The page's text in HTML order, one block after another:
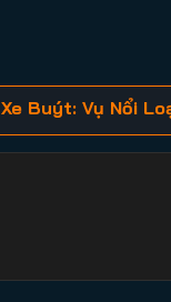
Xe Buýt: Vụ Nổi